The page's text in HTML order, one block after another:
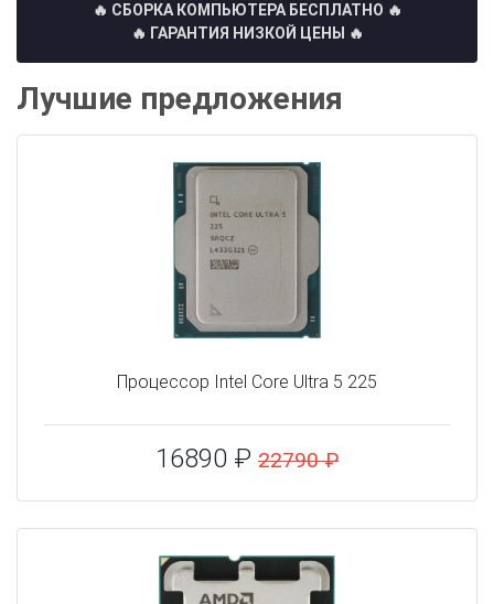
🔥 СБОРКА КОМПЬЮТЕРА БЕСПЛАТНО 🔥
🔥 ГАРАНТИЯ НИЗКОЙ ЦЕНЫ 🔥
Лучшие предложения
Процессор Intel Core Ultra 5 225
16890 ₽ 22790 ₽